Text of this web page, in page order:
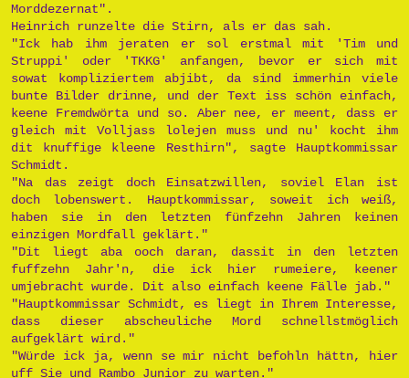
Morddezernat".
Heinrich runzelte die Stirn, als er das sah.
"Ick hab ihm jeraten er sol erstmal mit 'Tim und
Struppi' oder 'TKKG' anfangen, bevor er sich mit
sowat kompliziertem abjibt, da sind immerhin viele
bunte Bilder drinne, und der Text iss schön einfach,
keene Fremdwörta und so. Aber nee, er meent, dass er
gleich mit Volljass lolejen muss und nu' kocht ihm
dit knuffige kleene Resthirn", sagte Hauptkommissar
Schmidt.
"Na das zeigt doch Einsatzwillen, soviel Elan ist
doch lobenswert. Hauptkommissar, soweit ich weiß,
haben sie in den letzten fünfzehn Jahren keinen
einzigen Mordfall geklärt."
"Dit liegt aba ooch daran, dassit in den letzten
fuffzehn Jahr'n, die ick hier rumeiere, keener
umjebracht wurde. Dit also einfach keene Fälle jab."
"Hauptkommissar Schmidt, es liegt in Ihrem Interesse,
dass dieser abscheuliche Mord schnellstmöglich
aufgeklärt wird."
"Würde ick ja, wenn se mir nicht befohln hättn, hier
uff Sie und Rambo Junior zu warten."